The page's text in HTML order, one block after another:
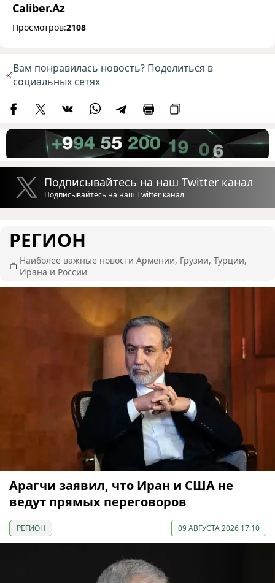
Caliber.Az
Просмотров:2108
Вам понравилась новость? Поделиться в
социальных сетях
Подписывайтесь на наш Twitter канал
Подписывайтесь на наш Twitter канал
РЕГИОН
Наиболее важные новости Армении, Грузии, Турции,
Ирана и России
Арагчи заявил, что Иран и США не
ведут прямых переговоров
РЕГИОН 09 АВГУСТА 2026 17:10